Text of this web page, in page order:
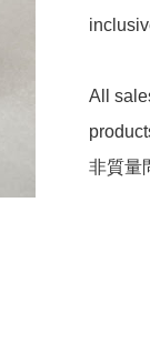
All
非質量